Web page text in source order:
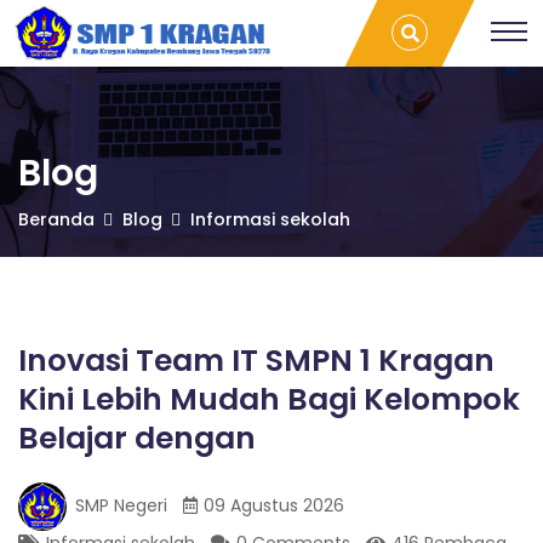
S
M
P
1
r
a
g
Inovasi
Team IT
SMPN 1
Kragan
Kini Lebih
Mudah
Bagi
Kelompok
Belajar
dengan |
SMP 1
a
v
e
L
m
p
u
Blog
Beranda Blog Informasi sekolah
Inovasi Team IT SMPN 1 Kragan
Kini Lebih Mudah Bagi Kelompok
Belajar dengan
SMP Negeri
09 Agustus 2026